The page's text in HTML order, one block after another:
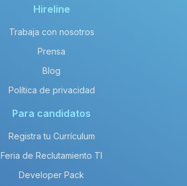
Hireline
Trabaja con nosotros
Prensa
Blog
Política de privacidad
Para candidatos
Registra tu Currículum
Feria de Reclutamiento TI
Developer Pack